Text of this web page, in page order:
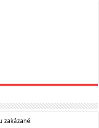
zakázané